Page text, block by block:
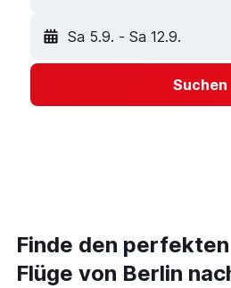
Sa 5.9. - Sa 12.9.
Suchen
Finde den
Flüge von Berlin